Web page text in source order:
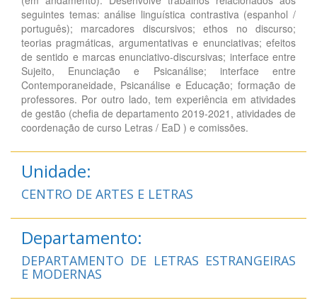
seguintes temas: análise linguística contrastiva (espanhol /
português); marcadores discursivos; ethos no discurso;
teorias pragmáticas, argumentativas e enunciativas; efeitos
de sentido e marcas enunciativo-discursivas; interface entre
Sujeito, Enunciação e Psicanálise; interface entre
Contemporaneidade, Psicanálise e Educação; formação de
professores. Por outro lado, tem experiência em atividades
de gestão (chefia de departamento 2019-2021, atividades de
coordenação de curso Letras / EaD ) e comissões.
Unidade:
CENTRO DE ARTES E LETRAS
Departamento:
DEPARTAMENTO DE LETRAS ESTRANGEIRAS
E MODERNAS